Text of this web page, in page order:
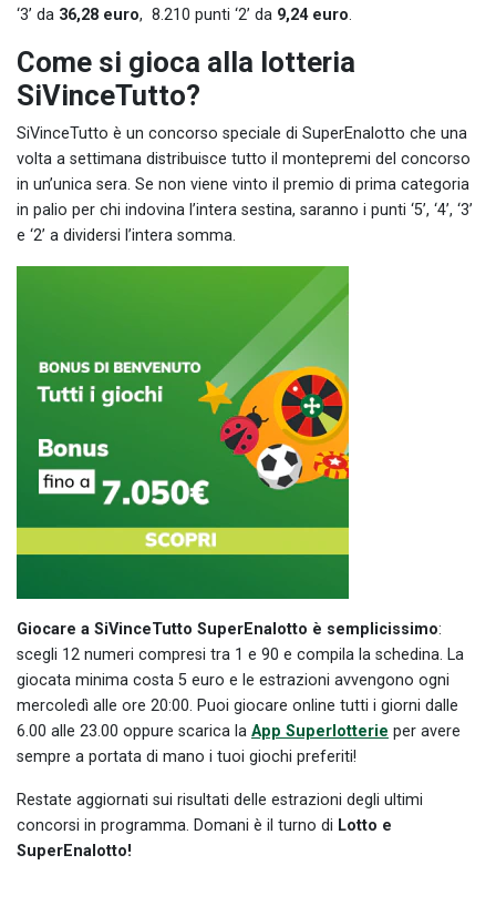
‘3’ da 36,28 euro, 8.210 punti ‘2’ da 9,24 euro.
Come si gioca alla lotteria
SiVinceTutto?
SiVinceTutto è un concorso speciale di SuperEnalotto che una
volta a settimana distribuisce tutto il montepremi del concorso
in un’unica sera. Se non viene vinto il premio di prima categoria
in palio per chi indovina l’intera sestina, saranno i punti ‘5’, ‘4’, ‘3’
e ‘2’ a dividersi l’intera somma.
Giocare a SiVinceTutto SuperEnalotto è semplicissimo:
scegli 12 numeri compresi tra 1 e 90 e compila la schedina. La
giocata minima costa 5 euro e le estrazioni avvengono ogni
mercoledì alle ore 20:00. Puoi giocare online tutti i giorni dalle
6.00 alle 23.00 oppure scarica la App Superlotterie per avere
sempre a portata di mano i tuoi giochi preferiti!
Restate aggiornati sui risultati delle estrazioni degli ultimi
concorsi in programma. Domani è il turno di Lotto e
SuperEnalotto!